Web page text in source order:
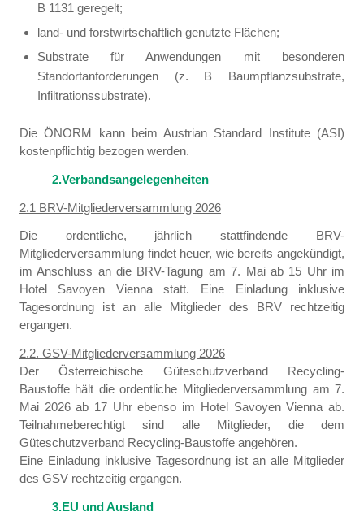
B 1131 geregelt;
land- und forstwirtschaftlich genutzte Flächen;
Substrate für Anwendungen mit besonderen
Standortanforderungen (z. B Baumpflanzsubstrate,
Infiltrationssubstrate).
Die ÖNORM kann beim Austrian Standard Institute (ASI)
kostenpflichtig bezogen werden.
2.Verbandsangelegenheiten
2.1 BRV-Mitgliederversammlung 2026
Die ordentliche, jährlich stattfindende BRV-
Mitgliederversammlung findet heuer, wie bereits angekündigt,
im Anschluss an die BRV-Tagung am 7. Mai ab 15 Uhr im
Hotel Savoyen Vienna statt. Eine Einladung inklusive
Tagesordnung ist an alle Mitglieder des BRV rechtzeitig
ergangen.
2.2. GSV-Mitgliederversammlung 2026
Der Österreichische Güteschutzverband Recycling-
Baustoffe hält die ordentliche Mitgliederversammlung am 7.
Mai 2026 ab 17 Uhr ebenso im Hotel Savoyen Vienna ab.
Teilnahmeberechtigt sind alle Mitglieder, die dem
Güteschutzverband Recycling-Baustoffe angehören.
Eine Einladung inklusive Tagesordnung ist an alle Mitglieder
des GSV rechtzeitig ergangen.
3.EU und Ausland